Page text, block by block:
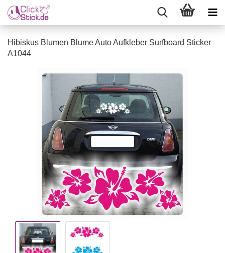
Hibiskus Blumen Blume Auto Aufkleber Surfboard Sticker
A1044